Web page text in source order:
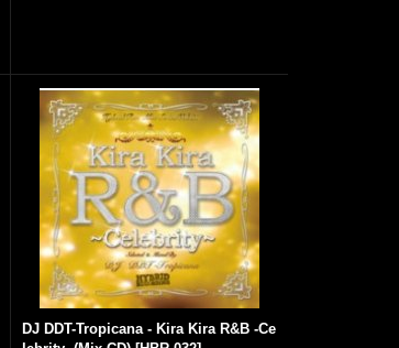
DJ DDT-Tropicana - Kira Kira R&B -Ce